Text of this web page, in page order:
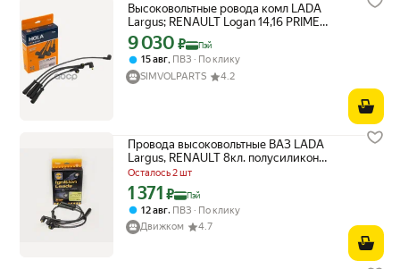
Высоковольтные ровода комл LADA
Largus; RENAULT Logan 14,16 PRIME
HOLA арт. HL440
Цена с картой Яндекс Пэй 9030 ₽ вместо
9 030 ₽ Пэй
15 авг ПВЗ
По клику
SIMVOLPARTS
4.2
Провода высоковольтные ВАЗ LADA
Largus, RENAULT 8кл. полусиликон
Prime (HOLA) HL440
Осталось 2 шт
Цена с картой Яндекс Пэй 1371 ₽ вместо
1 371 ₽ Пэй
12 авг, ПВЗ
По клику
Движком
4.7